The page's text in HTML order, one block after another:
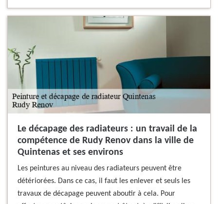
Le décapage des radiateurs : un travail de la
compétence de Rudy Renov dans la ville de
Quintenas et ses environs
Les peintures au niveau des radiateurs peuvent être
détériorées. Dans ce cas, il faut les enlever et seuls les
travaux de décapage peuvent aboutir à cela. Pour